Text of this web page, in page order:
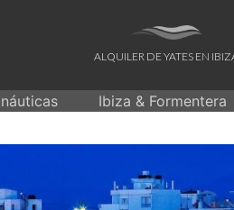
ALQUILER DE YATES EN
Ibiza & Formentera